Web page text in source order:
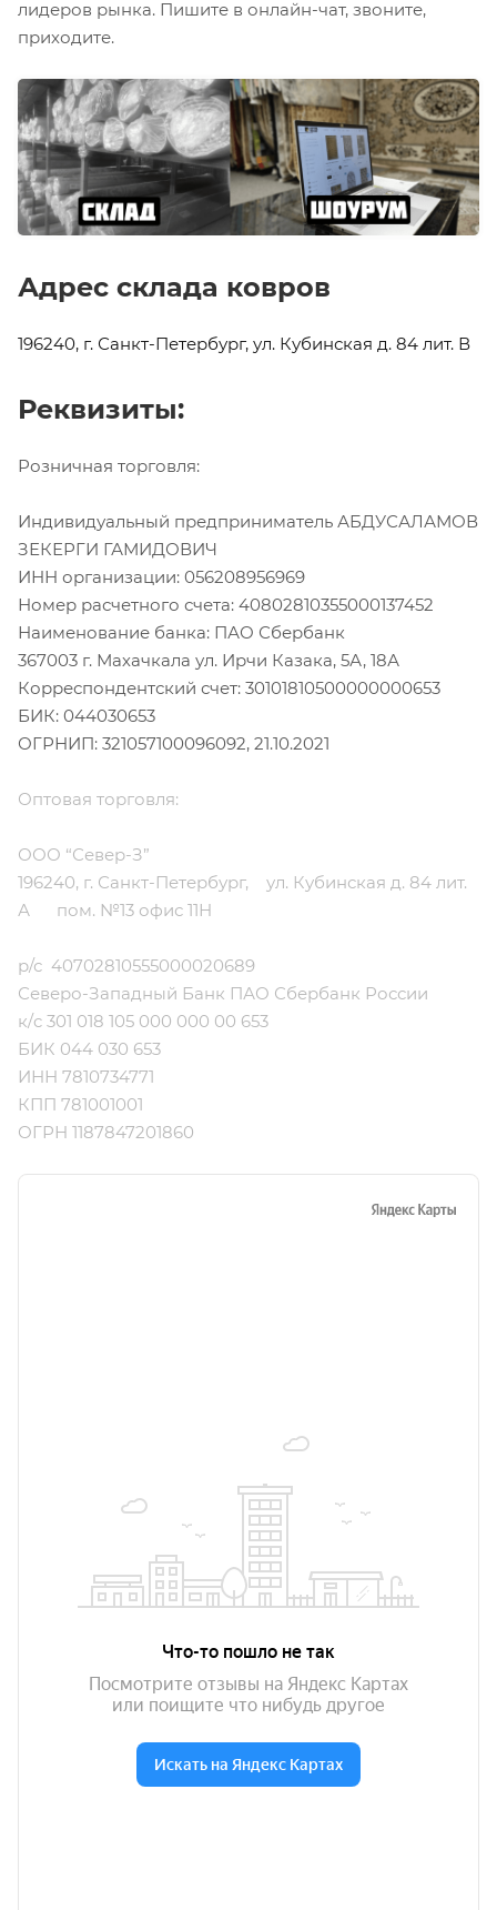
лидеров рынка. Пишите в онлайн-чат, звоните,
приходите.
Адрес склада ковров
196240, г. Санкт-Петербург, ул. Кубинская д. 84 лит. В
Реквизиты:
Розничная торговля:
Индивидуальный предприниматель АБДУСАЛАМОВ
ЗЕКЕРГИ ГАМИДОВИЧ
ИНН организации: 056208956969
Номер расчетного счета: 40802810355000137452
Наименование банка: ПАО Сбербанк
367003 г. Махачкала ул. Ирчи Казака, 5А, 18А
Корреспондентский счет: 30101810500000000653
БИК: 044030653
ОГРНИП: 321057100096092, 21.10.2021
Оптовая торговля:
ООО “Север-З”
196240, г. Санкт-Петербург, ул. Кубинская д. 84 лит.
А пом. №13 офис 11Н
р/с 40702810555000020689
Северо-Западный Банк ПАО Сбербанк России
к/c 301 018 105 000 000 00 653
БИК 044 030 653
ИНН 7810734771
КПП 781001001
ОГРН 1187847201860